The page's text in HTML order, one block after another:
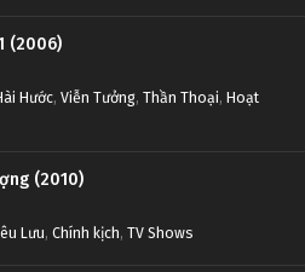
(2006)
Hước, Viễn Tưởng, Thần Thoại, Hoạt
(2010)
Lưu, Chính kịch, TV Shows